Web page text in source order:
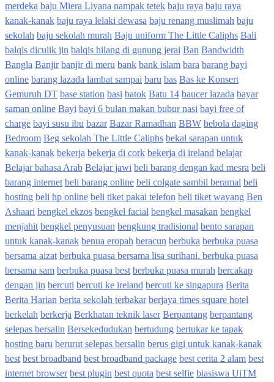
merdeka baju Miera Liyana nampak tetek baju raya baju raya
kanak-kanak baju raya lelaki dewasa baju renang muslimah baju
sekolah baju sekolah murah Baju uniform The Little Caliphs Bali
balqis diculik jin balqis hilang di gunung jerai Ban Bandwidth
Bangla Banjir banjir di meru bank bank islam bara barang bayi
online barang lazada lambat sampai baru bas Bas ke Konsert
Gemuruh DT base station basi batok Batu 14 baucer lazada bayar
saman online Bayi bayi 6 bulan makan bubur nasi bayi free of
charge bayi susu ibu bazar Bazar Ramadhan BBW bebola daging
Bedroom Beg sekolah The Little Caliphs bekal sarapan untuk
kanak-kanak bekerja bekerja di cork bekerja di ireland belajar
Belajar bahasa Arab Belajar jawi beli barang dengan kad mesra beli
barang internet beli barang online beli colgate sambil beramal beli
hosting beli hp online beli tiket pakai telefon beli tiket wayang Ben
Ashaari bengkel ekzos bengkel facial bengkel masakan bengkel
menjahit bengkel penyusuan bengkung tradisional bento sarapan
untuk kanak-kanak benua eropah beracun berbuka berbuka puasa
bersama aizat berbuka puasa bersama lisa surihani. berbuka puasa
bersama sam berbuka puasa best berbuka puasa murah bercakap
dengan jin bercuti bercuti ke ireland bercuti ke singapura Berita
Berita Harian berita sekolah terbakar berjaya times square hotel
berkelah berkerja Berkhatan teknik laser Berpantang berpantang
selepas bersalin Bersekedudukan bertudung bertukar ke tapak
hosting baru berurut selepas bersalin berus gigi untuk kanak-kanak
best best broadband best broadband package best cerita 2 alam best
internet browser best plugin best quota best selfie biasiswa UiTM